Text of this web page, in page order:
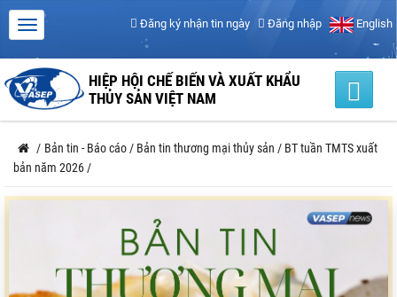
Đăng ký nhận tin ngày Đăng nhập English
HIỆP HỘI CHẾ BIẾN VÀ XUẤT KHẨU
THỦY SẢN VIỆT NAM
/ Bản tin - Báo cáo / Bản tin thương mại thủy sản / BT tuần TMTS xuất
bản năm 2026 /